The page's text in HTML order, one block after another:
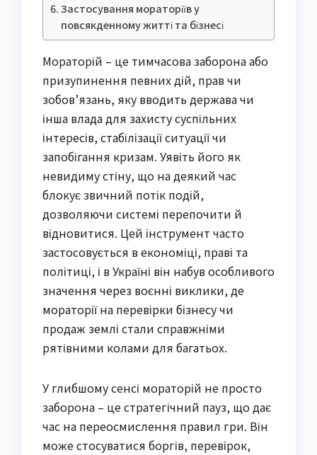
Застосування мораторіїв у
повсякденному житті та бізнесі
Мораторій – це тимчасова заборона або
призупинення певних дій, прав чи
зобов’язань, яку вводить держава чи
інша влада для захисту суспільних
інтересів, стабілізації ситуації чи
запобігання кризам. Уявіть його як
невидиму стіну, що на деякий час
блокує звичний потік подій,
дозволяючи системі перепочити й
відновитися. Цей інструмент часто
застосовується в економіці, праві та
політиці, і в Україні він набув особливого
значення через воєнні виклики, де
мораторії на перевірки бізнесу чи
продаж землі стали справжніми
рятівними колами для багатьох.
У глибшому сенсі мораторій не просто
заборона – це стратегічний пауз, що дає
час на переосмислення правил гри. Він
може стосуватися боргів, перевірок,